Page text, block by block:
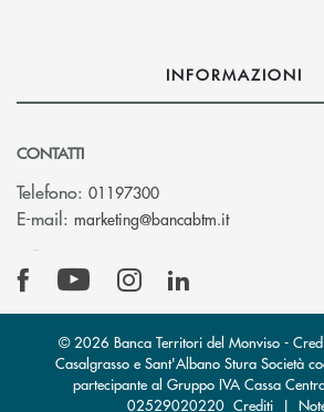
INFORMAZIONI
CONTATTI
Telefono: 01197300
E-mail: marketing@bancabtm.it(si apre
© 2026 Banca Territori del Monviso -
Casalgrasso e Sant'Albano Stura Società
partecipante al Gruppo IVA Cassa
02529020220 Crediti|